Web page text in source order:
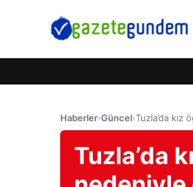
Haberler›Güncel›Tuzla’da
Tuzla’da